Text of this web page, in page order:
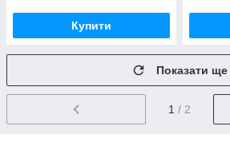
Купити
Показати ще
1 / 2